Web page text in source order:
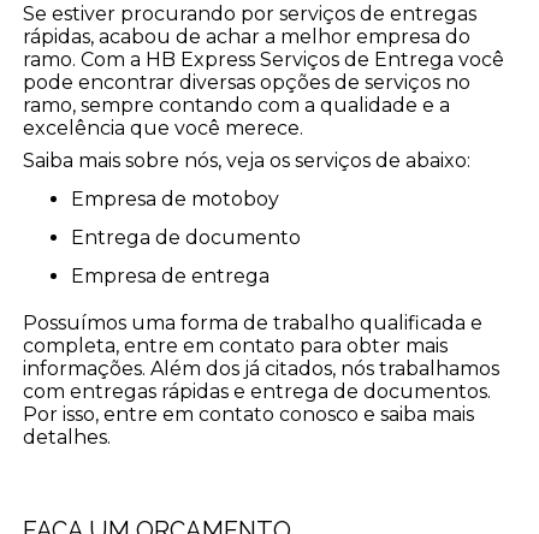
Se estiver procurando por serviços de entregas
rápidas, acabou de achar a melhor empresa do
ramo. Com a HB Express Serviços de Entrega você
pode encontrar diversas opções de serviços no
ramo, sempre contando com a qualidade e a
excelência que você merece.
Saiba mais sobre nós, veja os serviços de abaixo:
empresa de motoboy
entrega de documento
empresa de entrega
Possuímos uma forma de trabalho qualificada e
completa, entre em contato para obter mais
informações. Além dos já citados, nós trabalhamos
com entregas rápidas e entrega de documentos.
Por isso, entre em contato conosco e saiba mais
detalhes.